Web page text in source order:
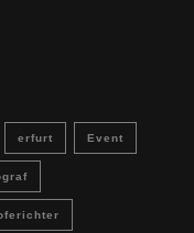
erfurt Event